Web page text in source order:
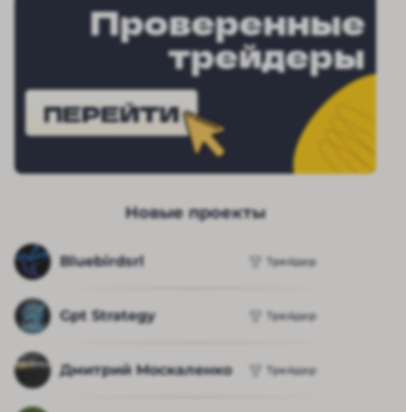
Проверенные
трейдеры
ПЕРЕЙТИ
Новые проекты
Bluebirdsrl Трейдер
Gpt Strategy Трейдер
Дмитрий Москаленко Трейдер